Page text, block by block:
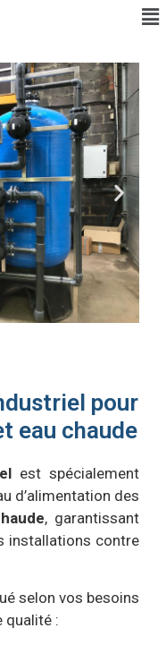
pour
eau chaude
est spécialement
d’alimentation des
, garantissant
installations contre
selon vos besoins
qualité :